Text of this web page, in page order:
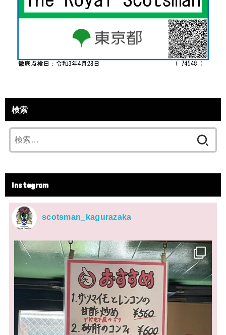
検索
索:
Instagram
scotsman_kagurazaka